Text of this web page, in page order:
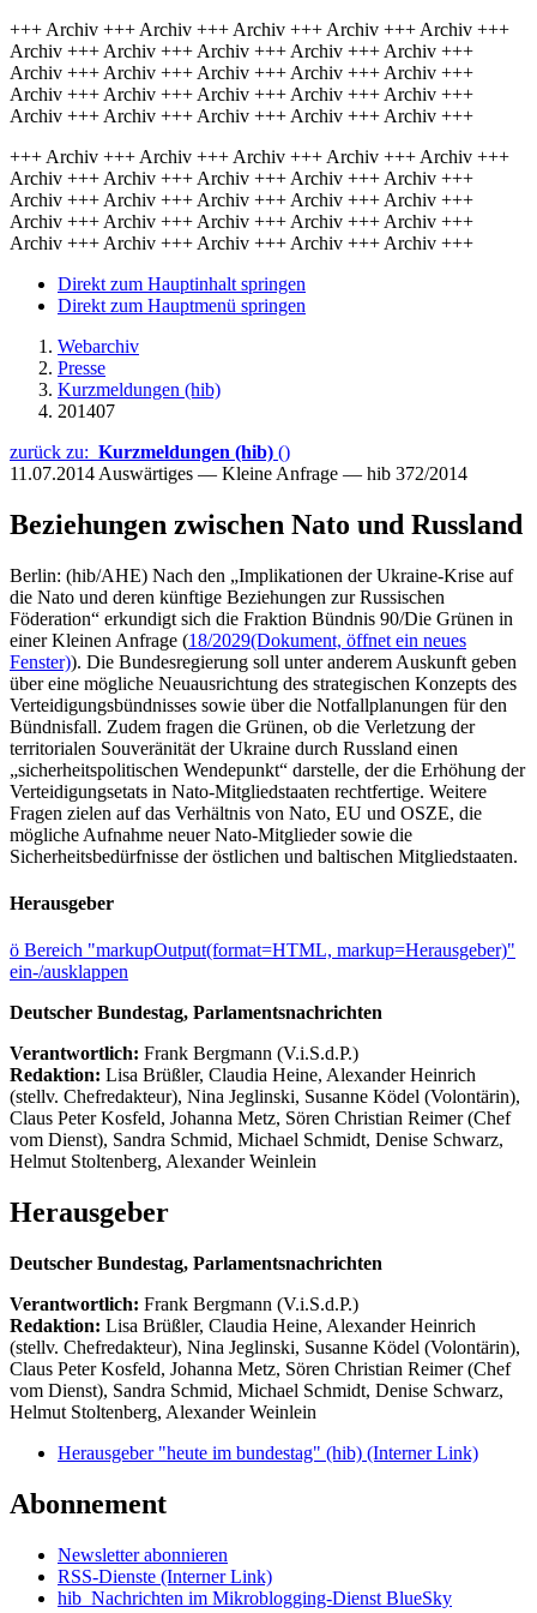
+++ Archiv +++ Archiv +++ Archiv +++ Archiv +++ Archiv +++
Archiv +++ Archiv +++ Archiv +++ Archiv +++ Archiv +++
Archiv +++ Archiv +++ Archiv +++ Archiv +++ Archiv +++
Archiv +++ Archiv +++ Archiv +++ Archiv +++ Archiv +++
Archiv +++ Archiv +++ Archiv +++ Archiv +++ Archiv +++
+++ Archiv +++ Archiv +++ Archiv +++ Archiv +++ Archiv +++
Archiv +++ Archiv +++ Archiv +++ Archiv +++ Archiv +++
Archiv +++ Archiv +++ Archiv +++ Archiv +++ Archiv +++
Archiv +++ Archiv +++ Archiv +++ Archiv +++ Archiv +++
Archiv +++ Archiv +++ Archiv +++ Archiv +++ Archiv +++
Direkt zum Hauptinhalt springen
Direkt zum Hauptmenü springen
Webarchiv
Presse
Kurzmeldungen (hib)
201407
zurück zu: Kurzmeldungen (hib) ()
11.07.2014 Auswärtiges — Kleine Anfrage — hib 372/2014
Beziehungen zwischen Nato und Russland
Berlin: (hib/AHE) Nach den „Implikationen der Ukraine-Krise auf
die Nato und deren künftige Beziehungen zur Russischen
Föderation“ erkundigt sich die Fraktion Bündnis 90/Die Grünen in
einer Kleinen Anfrage (18/2029(Dokument, öffnet ein neues
Fenster)). Die Bundesregierung soll unter anderem Auskunft geben
über eine mögliche Neuausrichtung des strategischen Konzepts des
Verteidigungsbündnisses sowie über die Notfallplanungen für den
Bündnisfall. Zudem fragen die Grünen, ob die Verletzung der
territorialen Souveränität der Ukraine durch Russland einen
„sicherheitspolitischen Wendepunkt“ darstelle, der die Erhöhung der
Verteidigungsetats in Nato-Mitgliedstaaten rechtfertige. Weitere
Fragen zielen auf das Verhältnis von Nato, EU und OSZE, die
mögliche Aufnahme neuer Nato-Mitglieder sowie die
Sicherheitsbedürfnisse der östlichen und baltischen Mitgliedstaaten.
Herausgeber
ö Bereich "markupOutput(format=HTML, markup=Herausgeber)"
ein-/ausklappen
Deutscher Bundestag, Parlamentsnachrichten
Verantwortlich: Frank Bergmann (V.i.S.d.P.)
Redaktion: Lisa Brüßler, Claudia Heine, Alexander Heinrich
(stellv. Chefredakteur), Nina Jeglinski, Susanne Ködel (Volontärin),
Claus Peter Kosfeld, Johanna Metz, Sören Christian Reimer (Chef
vom Dienst), Sandra Schmid, Michael Schmidt, Denise Schwarz,
Helmut Stoltenberg, Alexander Weinlein
Herausgeber
Deutscher Bundestag, Parlamentsnachrichten
Verantwortlich: Frank Bergmann (V.i.S.d.P.)
Redaktion: Lisa Brüßler, Claudia Heine, Alexander Heinrich
(stellv. Chefredakteur), Nina Jeglinski, Susanne Ködel (Volontärin),
Claus Peter Kosfeld, Johanna Metz, Sören Christian Reimer (Chef
vom Dienst), Sandra Schmid, Michael Schmidt, Denise Schwarz,
Helmut Stoltenberg, Alexander Weinlein
Herausgeber "heute im bundestag" (hib) (Interner Link)
Abonnement
Newsletter abonnieren
RSS-Dienste (Interner Link)
hib_Nachrichten im Mikroblogging-Dienst BlueSky